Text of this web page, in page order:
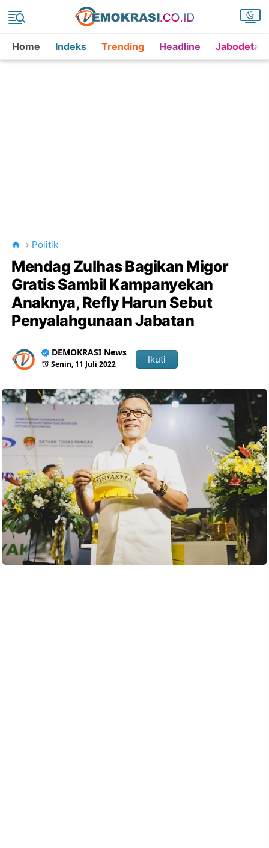
Home Indeks Trending Headline
Politik
Mendag Zulhas Bagikan Migor
Gratis Sambil Kampanyekan
Anaknya, Refly Harun Sebut
Penyalahgunaan Jabatan
DEMOKRASI News
Senin, 11 Juli 2022 Ikuti